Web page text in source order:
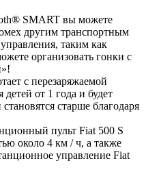
SMART вы можете
другим транспортным
таким как
организовать гонки с
с перезаряжаемой
детей от 1 года и будет
старше благодаря
пульт Fiat 500 S
около 4 км / ч, а также
управление Fiat